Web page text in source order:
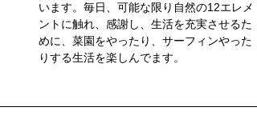
います。毎日、可能な限り自然の12エレメ
ントに触れ、感謝し、生活を充実させるた
めに、菜園をやったり、サーフィンやった
りする生活を楽しんでます。